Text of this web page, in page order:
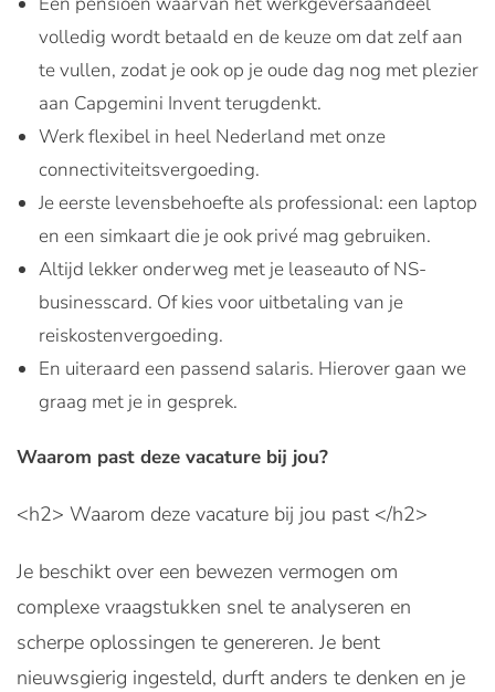
volledig wordt betaald en de keuze om dat zelf aan
te vullen, zodat je ook op je oude dag nog met plezier
aan Capgemini Invent terugdenkt.
Werk flexibel in heel Nederland met onze
connectiviteitsvergoeding.
Je eerste levensbehoefte als professional: een laptop
en een simkaart die je ook privé mag gebruiken.
Altijd lekker onderweg met je leaseauto of NS-
businesscard. Of kies voor uitbetaling van je
reiskostenvergoeding.
En uiteraard een passend salaris. Hierover gaan we
graag met je in gesprek.
Waarom past deze vacature bij jou?
<h2> Waarom deze vacature bij jou past </h2>
Je beschikt over een bewezen vermogen om
complexe vraagstukken snel te analyseren en
scherpe oplossingen te genereren. Je bent
nieuwsgierig ingesteld, durft anders te denken en je